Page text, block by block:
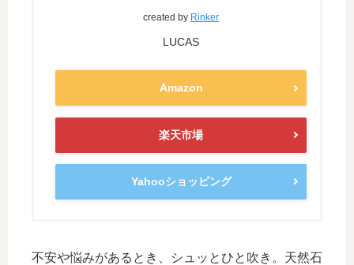
created by Rinker
LUCAS
Amazon
楽天市場
Yahooショッピング
不安や悩みがあるとき、シュッとひと吹き。天然石